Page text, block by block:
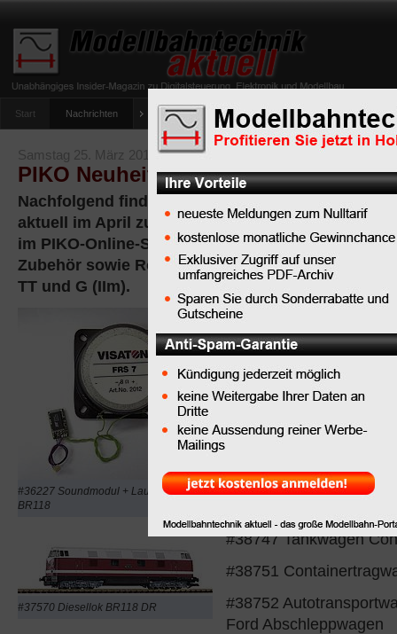
Start Nachrichten Tipps Newsletter Archiv Magazin
umfrage-viessmann-multiprotokoll-lichtdecoder
Samstag 25. März 2017
PIKO Neuheiten im Monat April 2017
Nachfolgend finden Sie die PIKO-Modellbahn-
aktuell im April zur Auslieferung an den
im PIKO-Online-Shop verfügbar sind. Dabei
Zubehör sowie Rollmaterial für die Modellbahn-
TT und G (IIm).
#36227 Soundmodul + Lautsprecher für
BR118
#37570 Diesellok BR118 DR
PIKO
Gartenbahn
#36227
Soundmodul +
Lautsprecher
für BR118
#37953 Gedeckter
#38747 Tankwagen
#38751
#38752
Ford Abschleppwagen